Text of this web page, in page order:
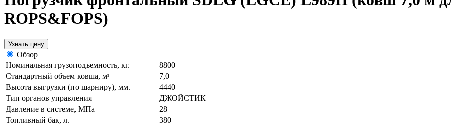
ROPS&FOPS)
Узнать цену
Обзор
Номинальная грузоподъемность, кг.
8800
Стандартный объем ковша, мᶟ
7,0
Высота выгрузки (по шарниру), мм.
4440
Тип органов управления
ДЖОЙСТИК
Давление в системе, МПа
28
Топливный бак, л.
380